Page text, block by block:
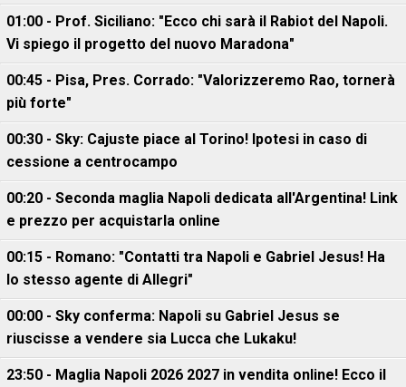
01:00 - Prof. Siciliano: "Ecco chi sarà il Rabiot del Napoli.
Vi spiego il progetto del nuovo Maradona"
00:45 - Pisa, Pres. Corrado: "Valorizzeremo Rao, tornerà
più forte"
00:30 - Sky: Cajuste piace al Torino! Ipotesi in caso di
cessione a centrocampo
00:20 - Seconda maglia Napoli dedicata all'Argentina! Link
e prezzo per acquistarla online
00:15 - Romano: "Contatti tra Napoli e Gabriel Jesus! Ha
lo stesso agente di Allegri"
00:00 - Sky conferma: Napoli su Gabriel Jesus se
riuscisse a vendere sia Lucca che Lukaku!
23:50 - Maglia Napoli 2026 2027 in vendita online! Ecco il